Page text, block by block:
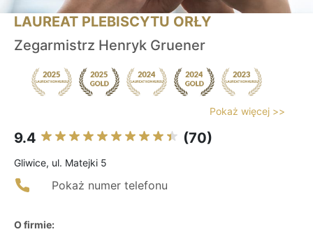
LAUREAT PLEBISCYTU ORŁY
Zegarmistrz Henryk Gruener
Pokaż więcej >>
9.4 (70)
Gliwice, ul. Matejki 5
Pokaż numer telefonu
O firmie: